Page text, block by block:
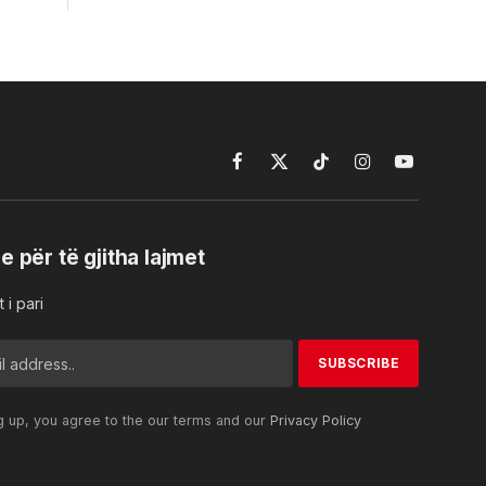
Facebook
X
TikTokInstagramYouTube
për të gjitha lajmet
i pari
up, you agree to the our terms and our Privacy Policy